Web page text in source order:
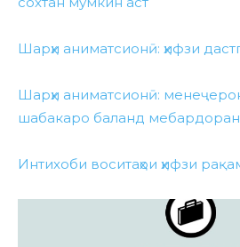
Шарҳи аниматсионӣ: ҳифзи
Шарҳи аниматсионӣ:
шабакаро баланд
Интихоби воситаҳои ҳифзи